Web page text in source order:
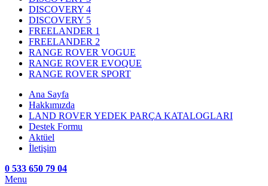
DISCOVERY 4
DISCOVERY 5
FREELANDER 1
FREELANDER 2
RANGE ROVER VOGUE
RANGE ROVER EVOQUE
RANGE ROVER SPORT
Ana Sayfa
Hakkımızda
LAND ROVER YEDEK PARÇA KATALOGLARI
Destek Formu
Aktüel
İletişim
0 533 650 79 04
Menu